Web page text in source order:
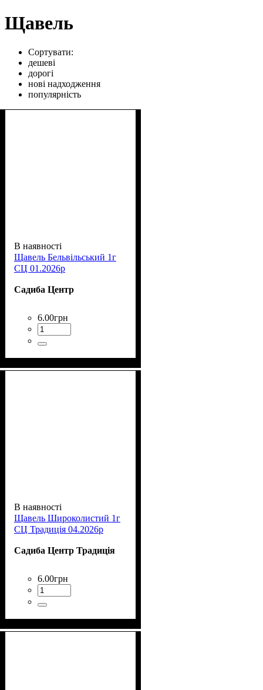
Щавель
Сортувати:
дешеві
дорогі
нові надходження
популярність
В наявності
Щавель Бельвільський 1г
СЦ 01.2026р
Садиба Центр
6.00грн
В наявності
Щавель Широколистий 1г
СЦ Традиція 04.2026р
Садиба Центр Традиція
6.00грн